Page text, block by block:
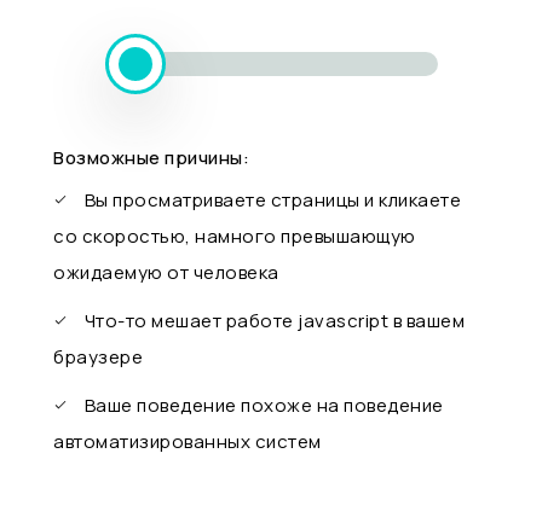
Возможные причины:
Вы просматриваете страницы и кликаете
со скоростью, намного превышающую
ожидаемую от человека
Что-то мешает работе javascript в вашем
браузере
Ваше поведение похоже на поведение
автоматизированных систем